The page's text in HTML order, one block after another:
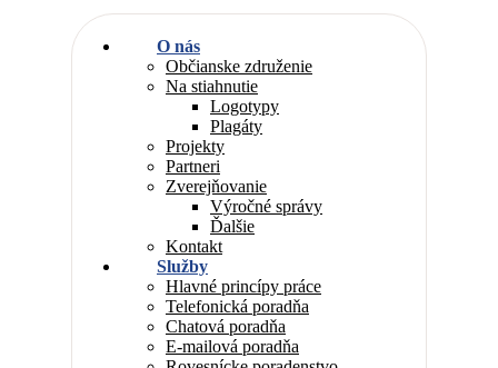
O nás
Občianske združenie
Na stiahnutie
Logotypy
Plagáty
Projekty
Partneri
Zverejňovanie
Výročné správy
Ďalšie
Kontakt
Služby
Hlavné princípy práce
Telefonická poradňa
Chatová poradňa
E-mailová poradňa